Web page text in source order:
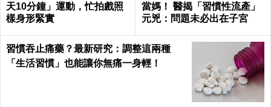
天10分鐘」運動，忙拍戲照
樣身形緊實
當媽！ 醫揭「習慣性流產」
元兇：問題未必出在子宮
習慣吞止痛藥？最新研究：調整這兩種
「生活習慣」也能讓你無痛一身輕！